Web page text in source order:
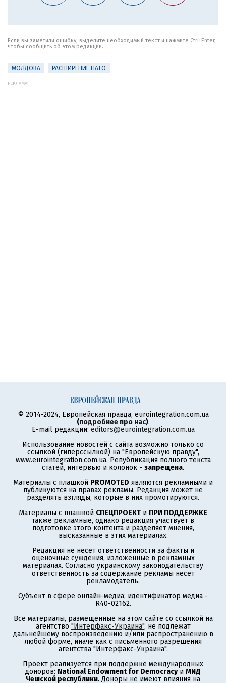
Если вы заметили ошибку, выделите необходимый текст и нажмите Ctrl+Enter,
чтобы сообщить об этом редакции.
МОЛДОВА РАСШИРЕНИЕ НАТО
РЕКЛАМА:
© 2014-2024, Европейская правда, eurointegration.com.ua
(подробнее про нас).
E-mail редакции: editors@eurointegration.com.ua
Использование новостей с сайта возможно только со
ссылкой (гиперссылкой) на "Европейскую правду",
www.eurointegration.com.ua. Републикация полного текста
статей, интервью и колонок - запрещена.
Материалы с плашкой PROMOTED являются рекламными и
публикуются на правах рекламы. Редакция может не
разделять взгляды, которые в них промотируются.
Материалы с плашкой СПЕЦПРОЕКТ и ПРИ ПОДДЕРЖКЕ
также рекламные, однако редакция участвует в
подготовке этого контента и разделяет мнения,
высказанные в этих материалах.
Редакция не несет ответственности за факты и
оценочные суждения, изложенные в рекламных
материалах. Согласно украинскому законодательству
ответственность за содержание рекламы несет
рекламодатель.
Субъект в сфере онлайн-медиа; идентификатор медиа -
R40-02162.
Все материалы, размещенные на этом сайте со ссылкой на
агентство "Интерфакс-Украина", не подлежат
дальнейшему воспроизведению и/или распространению в
любой форме, иначе как с письменного разрешения
агентства "Интерфакс-Украина".
Проект реализуется при поддержке международных
доноров: National Endowment for Democracyи МИД
Чешской республики. Доноры не имеют влияния на